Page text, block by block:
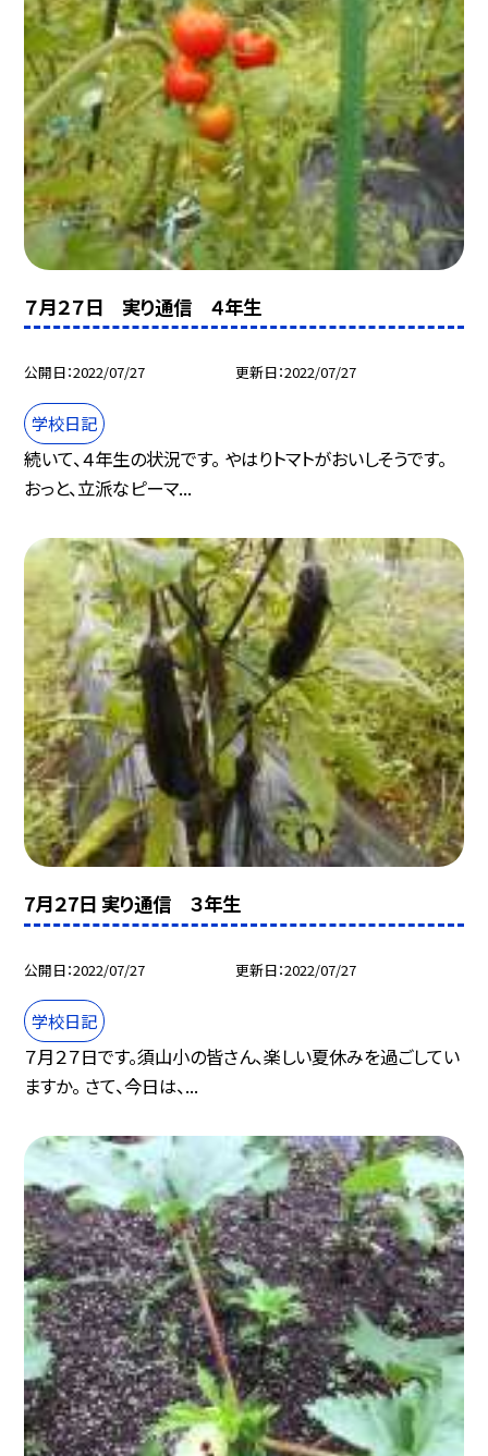
７月２７日 実り通信 ４年生
公開日 2022/07/27 更新日 2022/07/27
学校日記
続いて、４年生の状況です。 やはりトマトがおいしそうです。
おっと、立派なピーマ...
7月２7日 実り通信 ３年生
公開日 2022/07/27 更新日 2022/07/27
学校日記
７月２７日です。須山小の皆さん、楽しい夏休みを過ごしてい
ますか。 さて、今日は、...